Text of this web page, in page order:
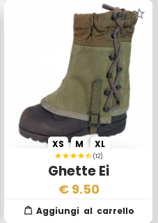
(12)
Ghette Ei
XS M XL
€ 9.50